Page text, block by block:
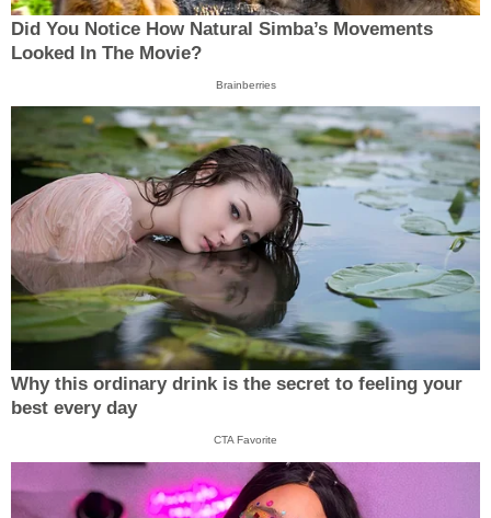
Did You Notice How Natural Simba’s Movements
Looked In The Movie?
Brainberries
Why this ordinary drink is the secret to feeling your
best every day
CTA Favorite